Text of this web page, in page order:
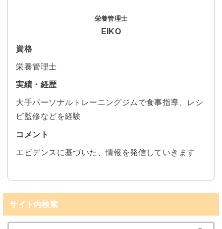
栄養管理士
EIKO
資格
栄養管理士
実績・経歴
大手パーソナルトレーニングジムで食事指導、レシ
ピ監修などを経験
コメント
エビデンスに基づいた、情報を発信していきます
サイト内検索